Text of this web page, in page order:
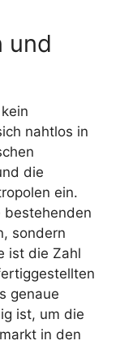
und
nahtlos in
die
ein.
bestehenden
sondern
ist die Zahl
genaue
ist, um die
in den